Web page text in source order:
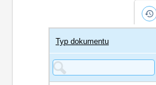
Typ dokumentu